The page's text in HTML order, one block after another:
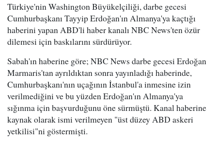
Türkiye'nin Washington Büyükelçiliği, darbe gecesi
Cumhurbaşkanı Tayyip Erdoğan'ın Almanya'ya kaçtığı
haberini yapan ABD'li haber kanalı NBC News'ten özür
dilemesi için baskılarını sürdürüyor.
Sabah'ın haberine göre; NBC News darbe gecesi Erdoğan
Marmaris'tan ayrıldıktan sonra yayınladığı haberinde,
Cumhurbaşkanı'nın uçağının İstanbul'a inmesine izin
verilmediğini ve bu yüzden Erdoğan'ın Almanya'ya
sığınma için başvurduğunu öne sürmüştü. Kanal haberine
kaynak olarak ismi verilmeyen "üst düzey ABD askeri
yetkilisi"ni göstermişti.